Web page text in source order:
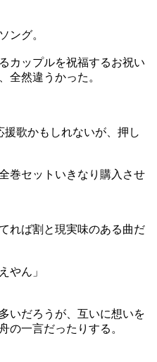
ング。
カップルを祝福するお祝い
全然違うかった。
歌かもしれないが、押し
巻セットいきなり購入させ
れば割と現実味のある曲だ
やん」
いだろうが、互いに想いを
の一言だったりする。